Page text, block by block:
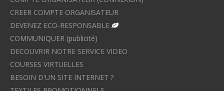
CREER COMPTE ORGANISATEUR
DEVENEZ ECO-RESPONSABLE
COMMUNIQUER (publicité)
DECOUVRIR NOTRE SERVICE VIDEO
COURSES VIRTUELLES
BESOIN D'UN SITE INTERNET ?